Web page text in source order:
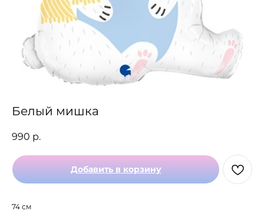
Белый мишка
990 р.
Добавить в корзину
74 см